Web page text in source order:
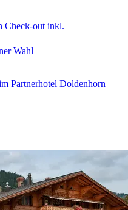
Check-out inkl.
Wahl
Partnerhotel Doldenhorn